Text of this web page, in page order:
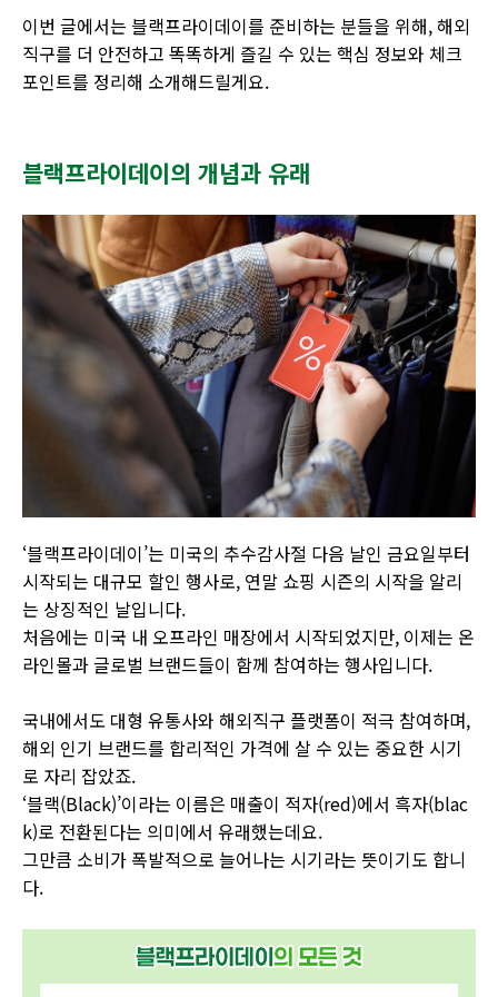
이번 글에서는 블랙프라이데이를 준비하는 분들을 위해, 해외
직구를 더 안전하고 똑똑하게 즐길 수 있는 핵심 정보와 체크
포인트를 정리해 소개해드릴게요.
블랙프라이데이의 개념과 유래
‘블랙프라이데이’는 미국의 추수감사절 다음 날인 금요일부터
시작되는 대규모 할인 행사로, 연말 쇼핑 시즌의 시작을 알리
는 상징적인 날입니다.
처음에는 미국 내 오프라인 매장에서 시작되었지만, 이제는 온
라인몰과 글로벌 브랜드들이 함께 참여하는 행사입니다.
국내에서도 대형 유통사와 해외직구 플랫폼이 적극 참여하며,
해외 인기 브랜드를 합리적인 가격에 살 수 있는 중요한 시기
로 자리 잡았죠.
‘블랙(Black)’이라는 이름은 매출이 적자(red)에서 흑자(blac
k)로 전환된다는 의미에서 유래했는데요.
그만큼 소비가 폭발적으로 늘어나는 시기라는 뜻이기도 합니
다.